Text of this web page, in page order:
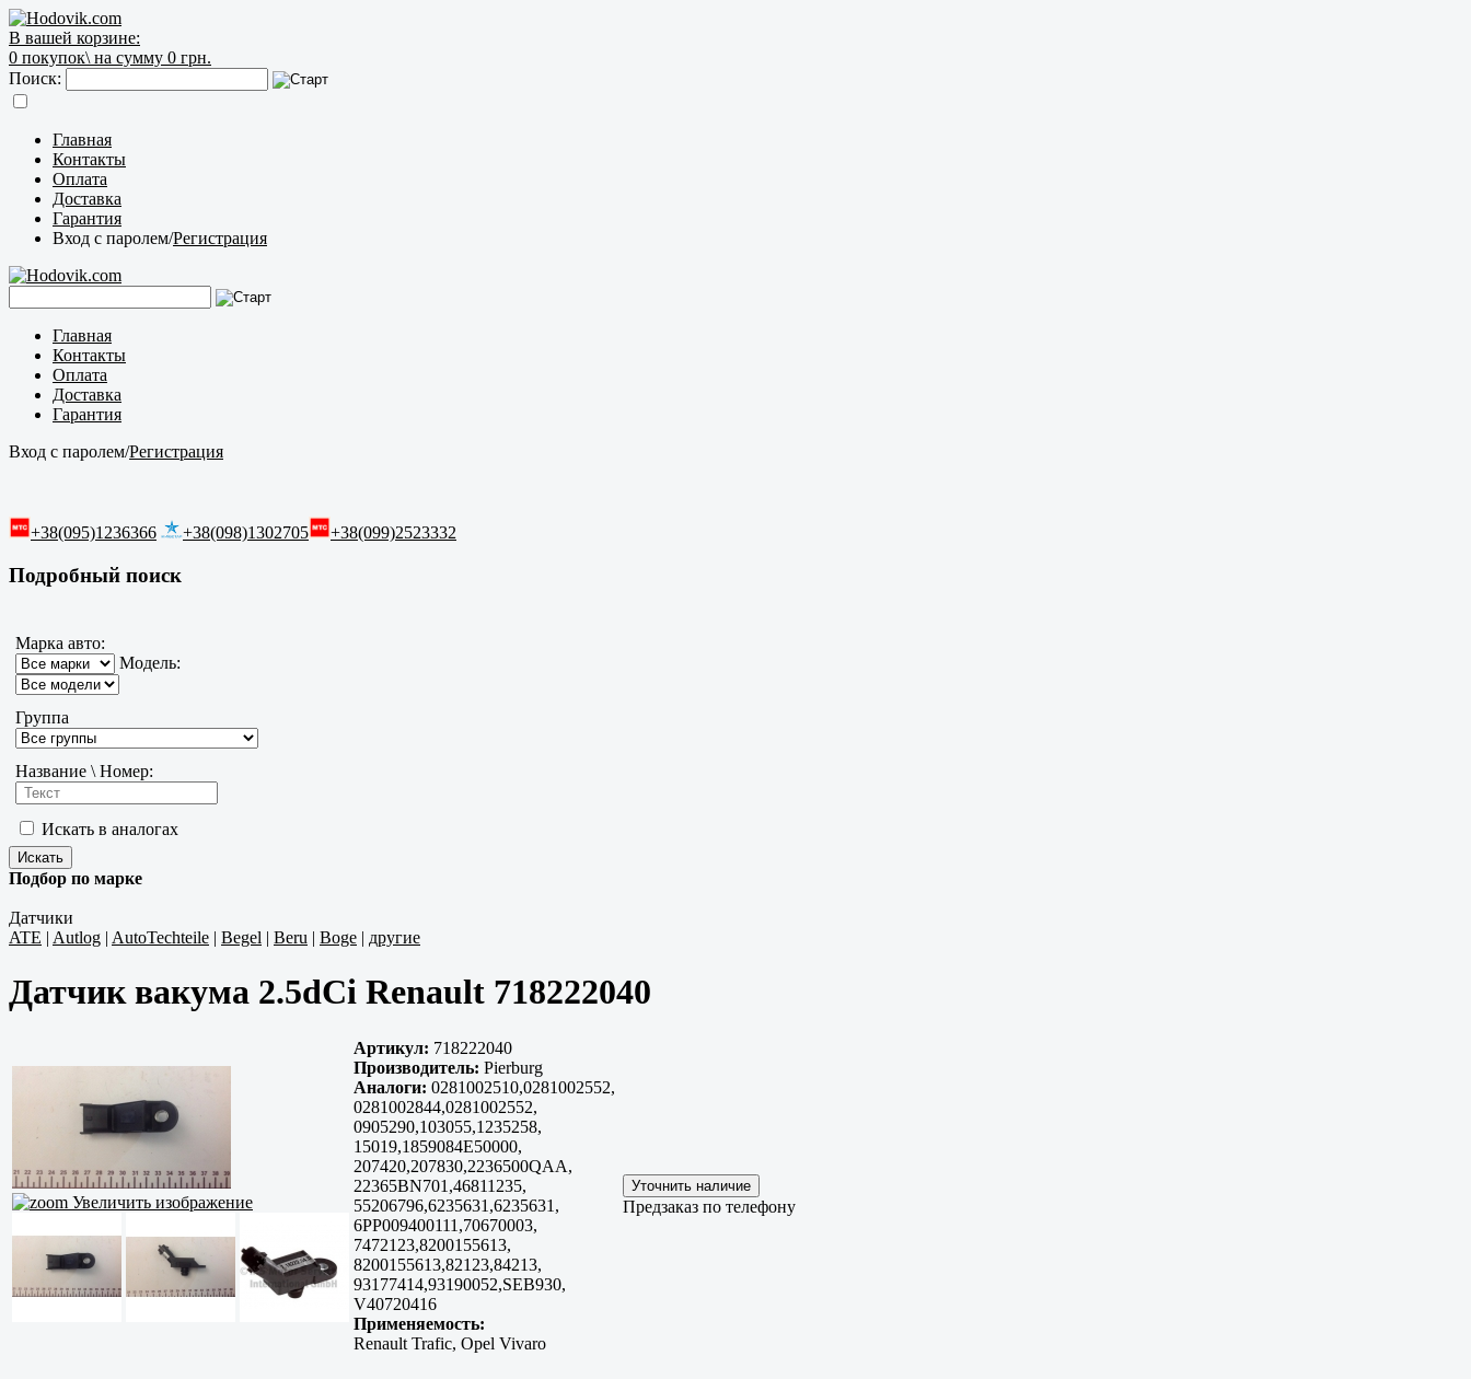
В вашей корзине:
0 покупок\ на сумму 0 грн.
Поиск:
Главная
Контакты
Оплата
Доставка
Гарантия
Вход с паролем/Регистрация
Главная
Контакты
Оплата
Доставка
Гарантия
Вход с паролем/Регистрация
+38(095)1236366 +38(098)1302705 +38(099)2523332
Подробный поиск
Марка авто:
Модель:
Группа
Название \ Номер:
Искать в аналогах
Подбор по марке
Датчики
ATE | Autlog | AutoTechteile | Begel | Beru | Boge | другие
Датчик вакума 2.5dCi Renault 718222040
Увеличить изображение
Артикул: 718222040
Производитель: Pierburg
Аналоги: 0281002510,0281002552,
0281002844,0281002552,
0905290,103055,1235258,
15019,1859084E50000,
207420,207830,2236500QAA,
22365BN701,46811235,
55206796,6235631,6235631,
6PP009400111,70670003,
7472123,8200155613,
8200155613,82123,84213,
93177414,93190052,SEB930,
V40720416
Применяемость:
Renault Trafic, Opel Vivaro
Предзаказ по телефону